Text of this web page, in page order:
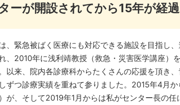
ーが開設されてから15年が経過
、緊急被ばく医療にも対応できる施設を目指し
、2010年に浅利靖教授（救急・災害医学講座）
以来、院内各診療科からたくさんの応援を頂き
ずつ診療実績を重ねて参りました。2015年4月か
が、そして2019年1月からは私がセンター長の任